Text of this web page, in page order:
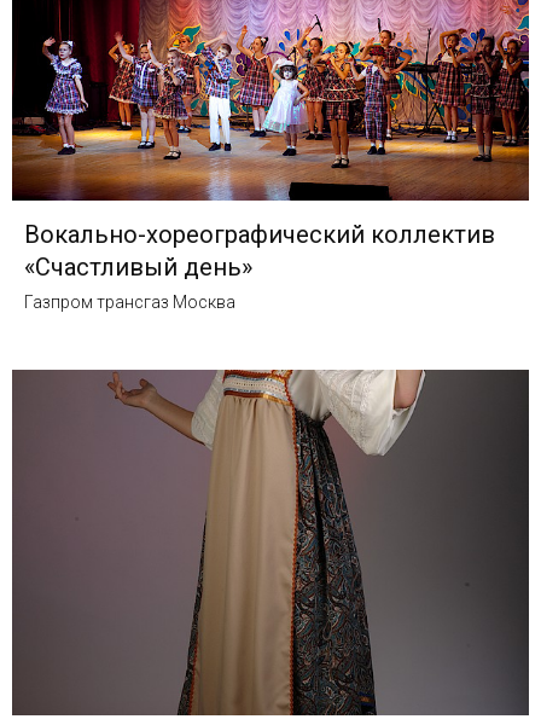
Вокально-хореографический коллектив
«Счастливый день»
Газпром трансгаз Москва